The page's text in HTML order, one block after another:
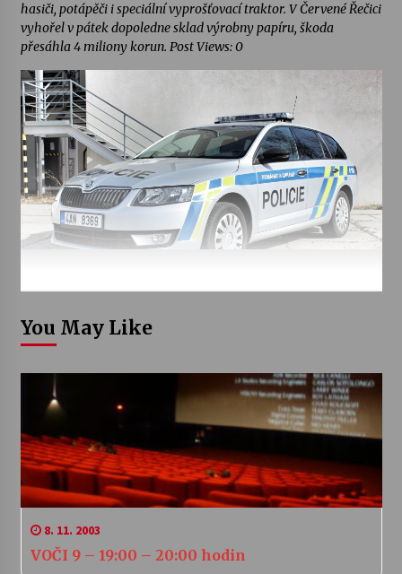
hasiči, potápěči i speciální vyprošťovací traktor. V Červené Řečici
vyhořel v pátek dopoledne sklad výrobny papíru, škoda
přesáhla 4 miliony korun. Post Views: 0
You May Like
8. 11. 2003
VOČI 9 – 19:00 – 20:00 hodin